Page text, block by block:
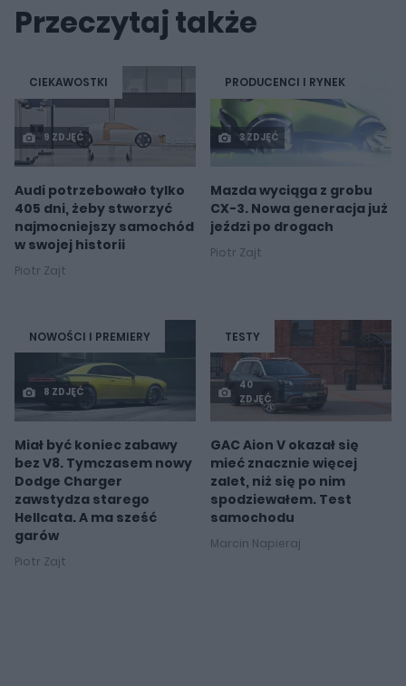
Przeczytaj także
CIEKAWOSTKI
9 ZDJĘĆ
Audi potrzebowało tylko
405 dni, żeby stworzyć
najmocniejszy samochód
w swojej historii
Piotr Zajt
PRODUCENCI I RYNEK
3 ZDJĘĆ
Mazda wyciąga z grobu
CX-3. Nowa generacja już
jeździ po drogach
Piotr Zajt
NOWOŚCI I PREMIERY
8 ZDJĘĆ
Miał być koniec zabawy
bez V8. Tymczasem nowy
Dodge Charger
zawstydza starego
Hellcata. A ma sześć
garów
Piotr Zajt
TESTY
40
ZDJĘĆ
GAC Aion V okazał się
mieć znacznie więcej
zalet, niż się po nim
spodziewałem. Test
samochodu
Marcin Napieraj